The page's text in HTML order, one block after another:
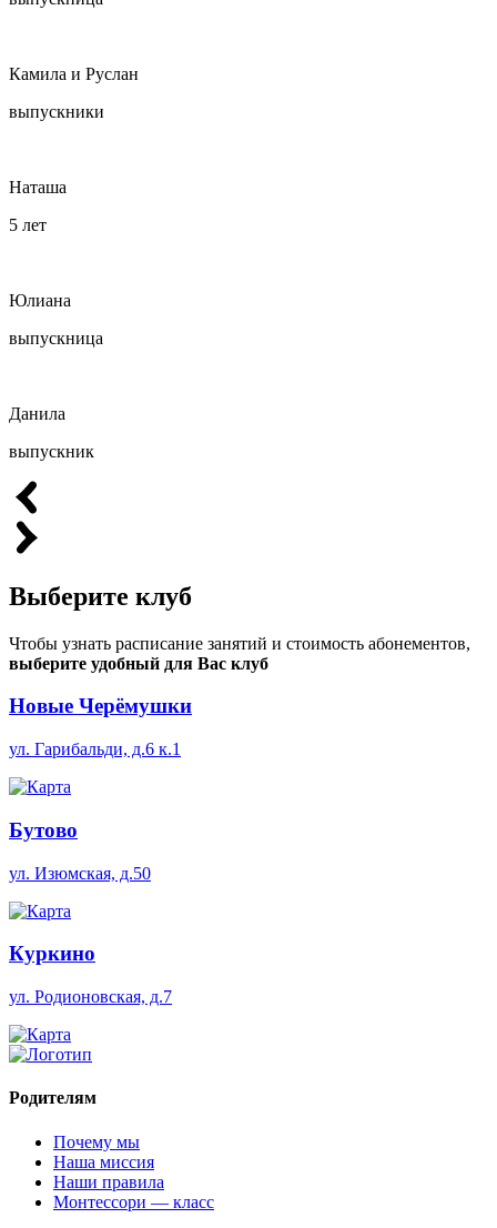
Камила и Руслан
выпускники
Наташа
5 лет
Юлиана
выпускница
Данила
выпускник
Выберите клуб
Чтобы узнать расписание занятий и стоимость абонементов,
выберите удобный для Вас клуб
Новые Черёмушки
ул. Гарибальди, д.6 к.1
Бутово
ул. Изюмская, д.50
Куркино
ул. Родионовская, д.7
Родителям
Почему мы
Наша миссия
Наши правила
Монтессори — класс